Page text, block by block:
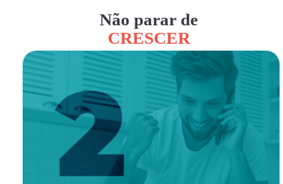
Não parar de
CRESCER